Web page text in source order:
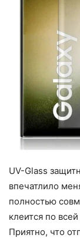
UV-Glass
впечатлило
полностью
клеится по
Приятно, что